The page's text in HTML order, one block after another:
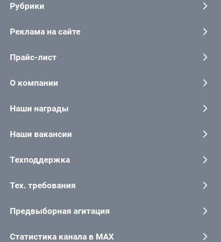
Рубрики
Реклама на сайте
Прайс-лист
О компании
Наши награды
Наши вакансии
Техподдержка
Тех. требования
Предвыборная агитация
Статистика канала в MAX